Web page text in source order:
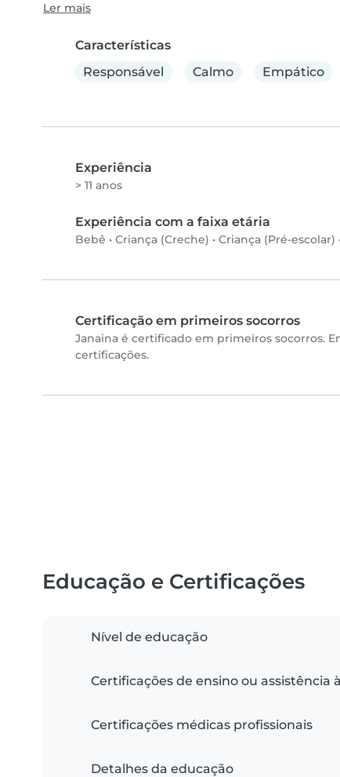
Ler mais
Características
Responsável
Calmo Empático
Experiência
> 11 anos
Experiência com a faixa etária
Bebê • Criança (Creche) • Criança (Pré-escolar)
Certificação em primeiros socorros
Janaina é certificado em primeiros socorros.
certificações.
Educação e Certificações
Nível de educação
Certificações de ensino ou assistência
Certificações médicas profissionais
Detalhes da educação